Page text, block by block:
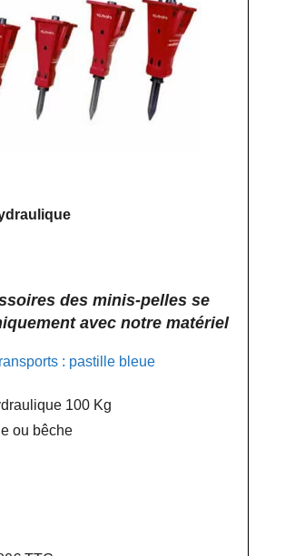
des minis-pelles se
avec notre matériel
: pastille bleue
100 Kg
ou bêche